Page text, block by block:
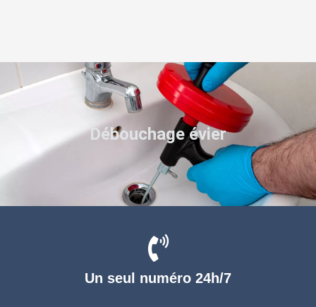
Un seul numéro 24h/7
Débouchage évier